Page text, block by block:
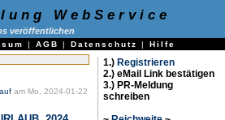
WebService
veröffentlichen
| AGB | Datenschutz | Hilfe
am Mo, 2024-01-22
1.) Registrieren
2.) eMail Link bestätigen
3.) PR-Meldung
schreiben